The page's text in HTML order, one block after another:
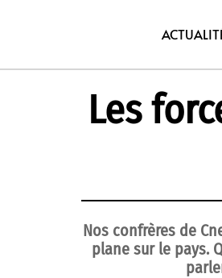
Les
Nos confrères de
plane sur le pays.